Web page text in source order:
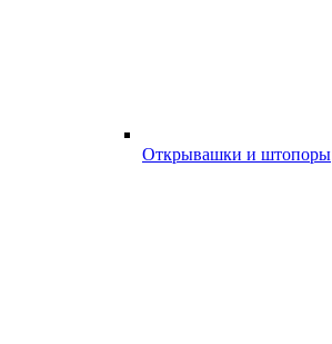
Открывашки и штопоры